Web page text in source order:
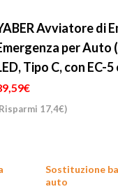
Avviatore di
per Auto
Tipo C, con EC-
17,4€)
Sostituzione
auto